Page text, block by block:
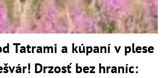
Tatrami a kúpaní v plese
Drzosť bez hraníc: